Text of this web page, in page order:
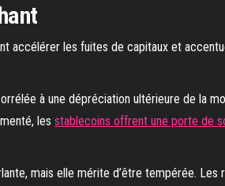
accélérer les fuites de capitaux et
à une dépréciation ultérieure de la
les stablecoins offrent une porte de
mais elle mérite d’être tempérée.